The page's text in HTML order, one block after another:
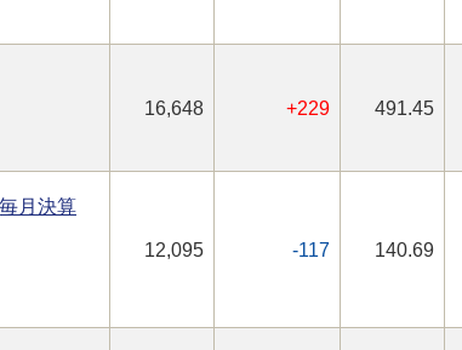
16,648 +229 491.45
月決算
12,095 -117 140.69